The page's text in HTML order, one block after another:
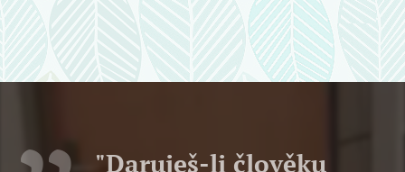
"Daruješ-li člověku